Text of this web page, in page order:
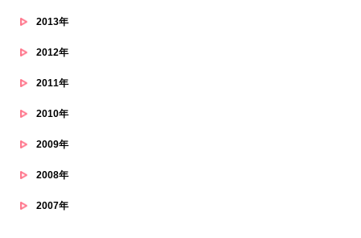
2013年
2012年
2011年
2010年
2009年
2008年
2007年